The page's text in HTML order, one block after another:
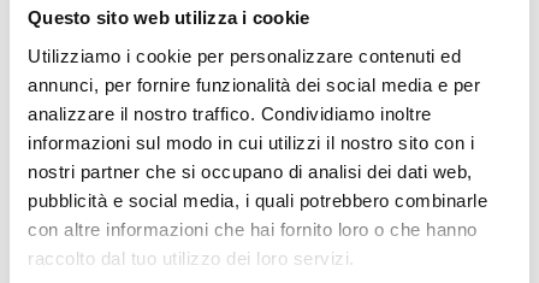
Questo sito web utilizza i cookie
Utilizziamo i cookie per personalizzare contenuti ed
annunci, per fornire funzionalità dei social media e per
analizzare il nostro traffico. Condividiamo inoltre
informazioni sul modo in cui utilizzi il nostro sito con i
nostri partner che si occupano di analisi dei dati web,
pubblicità e social media, i quali potrebbero combinarle
con altre informazioni che hai fornito loro o che hanno
raccolto dal tuo utilizzo dei loro servizi.
Perché si sviluppa il disturbo
ossessivo compulsivo di
personalità
Ildisturbo ossessivo compulsivo di personalitànon è
dovuto a una singola causa, bensì a molteplici fattori che
interagiscono tra loro.